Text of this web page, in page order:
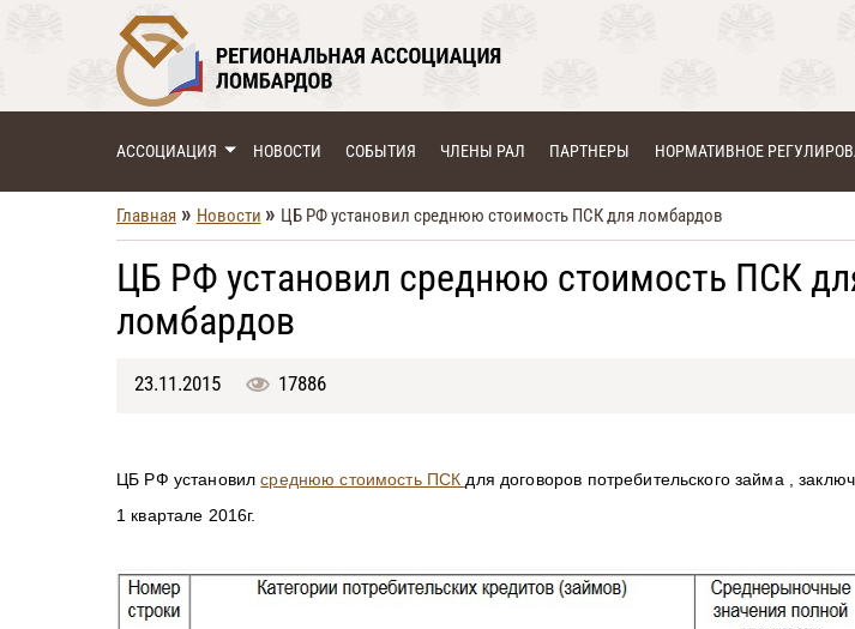
АССОЦИАЦИЯ НОВОСТИ СОБЫТИЯ ЧЛЕНЫ РАЛ ПАРТНЕРЫ НОРМАТИВНОЕ
Главная » Новости » ЦБ РФ установил среднюю стоимость ПСК для ломбардов
ЦБ РФ установил среднюю стоимость ПСК
ломбардов
23.11.2015 17886
ЦБ РФ установилсреднюю стоимость ПСК для договоров потребительского займа ,
1 квартале 2016г.